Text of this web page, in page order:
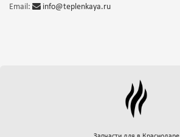
Email:
info@teplenkaya.ru